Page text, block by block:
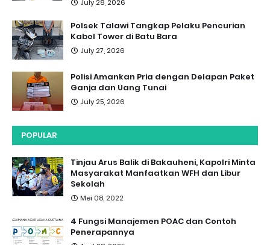
July 28, 2026
Polsek Talawi Tangkap Pelaku Pencurian
Kabel Tower di Batu Bara
July 27, 2026
Polisi Amankan Pria dengan Delapan Paket
Ganja dan Uang Tunai
July 25, 2026
POPULAR
Tinjau Arus Balik di Bakauheni, Kapolri Minta
Masyarakat Manfaatkan WFH dan Libur
Sekolah
Mei 08, 2022
4 Fungsi Manajemen POAC dan Contoh
Penerapannya